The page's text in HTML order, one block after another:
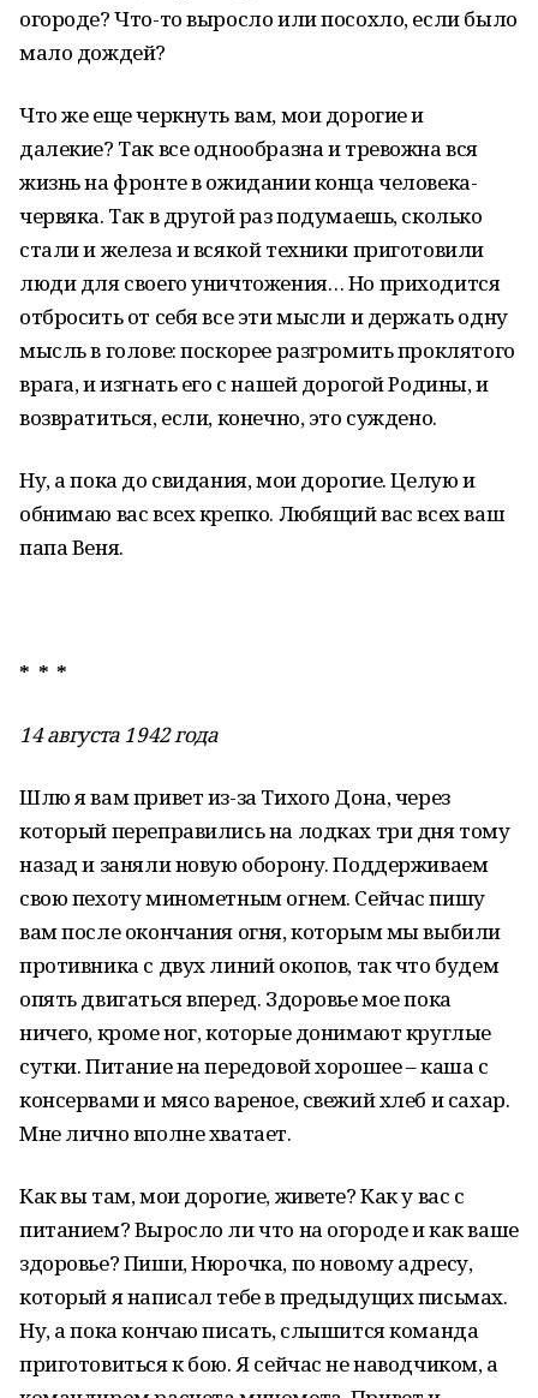
огороде? Что-то выросло или посохло, если было
мало дождей?
Что же еще черкнуть вам, мои дорогие и
далекие? Так все однообразна и тревожна вся
жизнь на фронте в ожидании конца человека-
червяка. Так в другой раз подумаешь, сколько
стали и железа и всякой техники приготовили
люди для своего уничтожения… Но приходится
отбросить от себя все эти мысли и держать одну
мысль в голове: поскорее разгромить проклятого
врага, и изгнать его с нашей дорогой Родины, и
возвратиться, если, конечно, это суждено.
Ну, а пока до свидания, мои дорогие. Целую и
обнимаю вас всех крепко. Любящий вас всех ваш
папа Веня.
* * *
14 августа 1942 года
Шлю я вам привет из-за Тихого Дона, через
который переправились на лодках три дня тому
назад и заняли новую оборону. Поддерживаем
свою пехоту минометным огнем. Сейчас пишу
вам после окончания огня, которым мы выбили
противника с двух линий окопов, так что будем
опять двигаться вперед. Здоровье мое пока
ничего, кроме ног, которые донимают круглые
сутки. Питание на передовой хорошее – каша с
консервами и мясо вареное, свежий хлеб и сахар.
Мне лично вполне хватает.
Как вы там, мои дорогие, живете? Как у вас с
питанием? Выросло ли что на огороде и как ваше
здоровье? Пиши, Нюрочка, по новому адресу,
который я написал тебе в предыдущих письмах.
Ну, а пока кончаю писать, слышится команда
приготовиться к бою. Я сейчас не наводчиком, а